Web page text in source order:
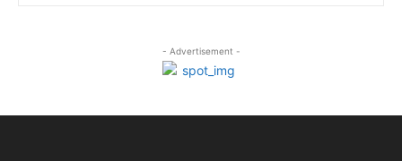
- Advertisement -